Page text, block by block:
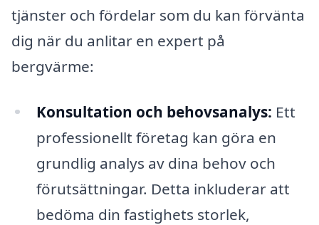
tjänster och fördelar som du kan förvänta
dig när du anlitar en expert på
bergvärme:
Konsultation och behovsanalys: Ett
professionellt företag kan göra en
grundlig analys av dina behov och
förutsättningar. Detta inkluderar att
bedöma din fastighets storlek,